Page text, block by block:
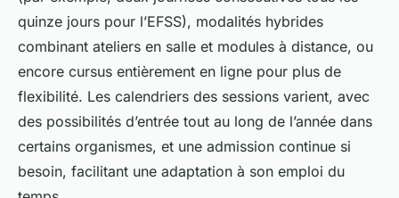
quinze jours pour l’EFSS), modalités hybrides
combinant ateliers en salle et modules à distance, ou
encore cursus entièrement en ligne pour plus de
flexibilité. Les calendriers des sessions varient, avec
des possibilités d’entrée tout au long de l’année dans
certains organismes, et une admission continue si
besoin, facilitant une adaptation à son emploi du